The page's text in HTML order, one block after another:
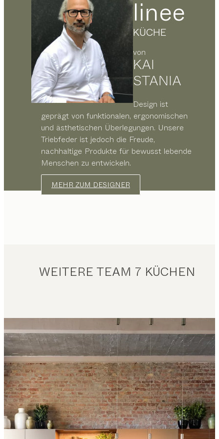
linee
KÜCHE
von
KAI
STANIA
Design ist
geprägt von funktionalen, ergonomischen
und ästhetischen Überlegungen. Unsere
Triebfeder ist jedoch die Freude,
nachhaltige Produkte für bewusst lebende
Menschen zu entwickeln.
MEHR ZUM DESIGNER
WEITERE TEAM 7 KÜCHEN